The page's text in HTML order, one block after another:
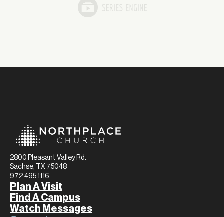
2800 Pleasant Valley Rd.
Sachse, TX 75048
972.495.1116
Plan A Visit
Find A Campus
Watch Messages